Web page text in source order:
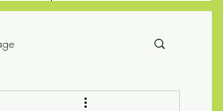
jul i Sverige